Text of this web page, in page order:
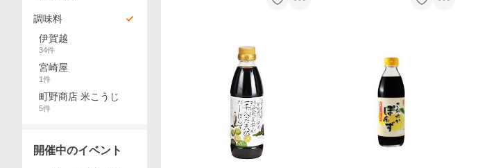
調味料
伊賀越
34件
宮崎屋
1件
町野商店 米こうじ
5件
開催中のイベント